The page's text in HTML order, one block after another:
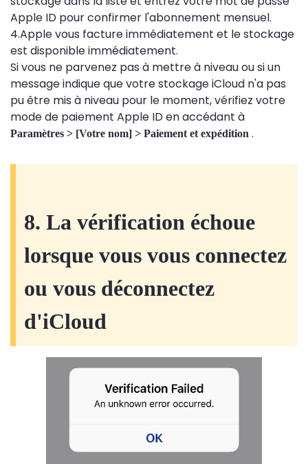
Apple ID pour confirmer l'abonnement mensuel.
4.Apple vous facture immédiatement et le stockage
est disponible immédiatement.
Si vous ne parvenez pas à mettre à niveau ou si un
message indique que votre stockage iCloud n'a pas
pu être mis à niveau pour le moment, vérifiez votre
mode de paiement Apple ID en accédant à
Paramètres > [Votre nom] > Paiement et expédition .
8. La vérification échoue
lorsque vous vous connectez
ou vous déconnectez
d'iCloud